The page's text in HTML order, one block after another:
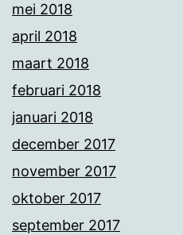
mei 2018
april 2018
maart 2018
februari 2018
januari 2018
december 2017
november 2017
oktober 2017
september 2017